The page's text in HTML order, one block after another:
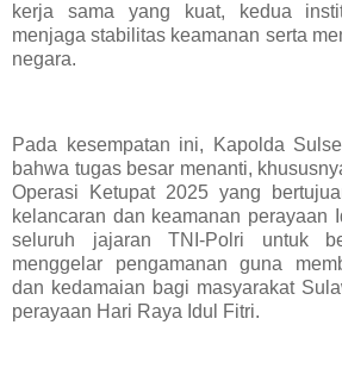
kerja sama yang kuat, kedua
menjaga stabilitas keamanan serta
negara.
Pada kesempatan ini, Kapolda
bahwa tugas besar menanti,
Operasi Ketupat 2025 yang
kelancaran dan keamanan perayaan
seluruh jajaran TNI-Polri untuk
menggelar pengamanan guna
dan kedamaian bagi masyarakat
perayaan Hari Raya Idul Fitri.